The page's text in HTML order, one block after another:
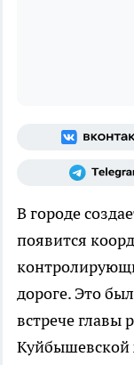
В городе
появится
дороге. Это
встрече главы
Куйбышевской